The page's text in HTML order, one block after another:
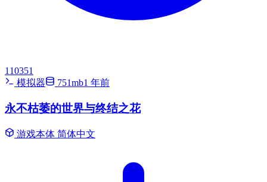
110351
模拟器
751mb1 年前
永不枯萎的世界与终结之花
游戏本体 简体中文